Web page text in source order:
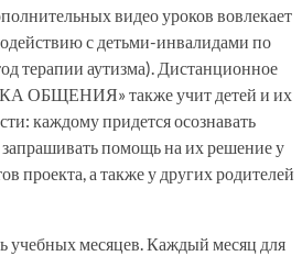
видео уроков вовлекает
с детьми-инвалидами по
терапии аутизма). Дистанционное
ОБЩЕНИЯ» также учит детей и их
каждому придется осознавать
помощь на их решение у
проекта, а также у других родителей
учебных месяцев. Каждый месяц для